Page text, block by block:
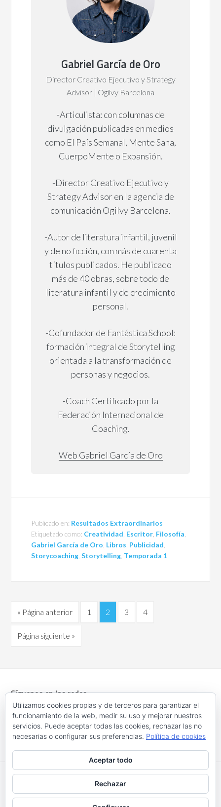
Gabriel García de Oro
Director Creativo Ejecutivo y Strategy
Advisor | Ogilvy Barcelona
-Articulista: con columnas de
divulgación publicadas en medios
como El País Semanal, Mente Sana,
CuerpoMente o Expansión.
-Director Creativo Ejecutivo y
Strategy Advisor en la agencia de
comunicación Ogilvy Barcelona.
-Autor de literatura infantil, juvenil
y de no ficción, con más de cuarenta
títulos publicados. He publicado
más de 40 obras, sobre todo de
literatura infantil y de crecimiento
personal.
-Cofundador de Fantástica School:
formación integral de Storytelling
orientada a la transformación de
personas y negocios.
-Coach Certificado por la
Federación Internacional de
Coaching.
Web Gabriel García de Oro
Publicado en: Resultados Extraordinarios
Etiquetado como: Creatividad Escritor Filosofía
Gabriel García de Oro Libros Publicidad
Storycoaching ,Storytelling Temporada 1
« Página anterior 1 2 3 4
Página siguiente »
Síguenos en las redes
COPYRIGHT © 2026 ·ENTERPRISE PRO
FRAMEWORK·POLÍTICA DE PRIVACIDAD·POLÍTICA DE
COOKIES
Utilizamos cookies propias y de terceros para garantizar el
funcionamiento de la web, medir su uso y mejorar nuestros
servicios. Puede aceptar todas las cookies, rechazar las no
necesarias o configurar sus preferencias. Política de cookies
Aceptar todo
Rechazar